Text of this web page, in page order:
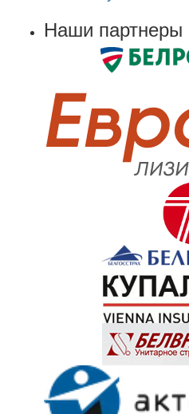
Наши партнеры